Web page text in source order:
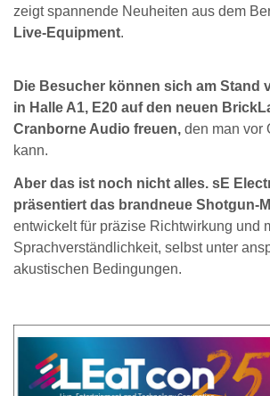
zeigt spannende Neuheiten aus dem
Live-Equipment.
Die Besucher können sich am Stand
in Halle A1, E20 auf den neuen
Cranborne Audio freuen, den man vor
kann.
Aber das ist noch nicht alles. sE
präsentiert das brandneue Shotgun-
entwickelt für präzise Richtwirkung und
Sprachverständlichkeit, selbst unter
akustischen Bedingungen.